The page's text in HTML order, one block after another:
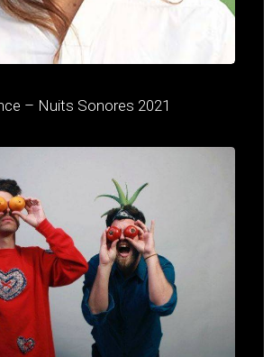
– Nuits Sonores 2021